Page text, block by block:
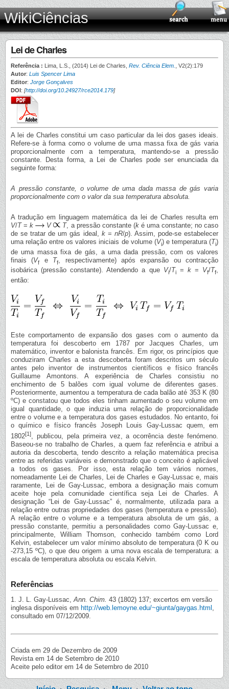
WikiCiências
Lei de Charles
Referência : Lima, L.S., (2014) Lei de Charles, Rev. Ciência Elem.
, V2(2):179
Autor: Luis Spencer Lima
Editor: Jorge Gonçalves
DOI: [http://doi.org/10.24927/rce2014.179]
A lei de Charles constitui um caso particular da lei dos gases ideais.
Refere-se à forma como o volume de uma massa fixa de gás varia
proporcionalmente com a temperatura, mantendo-se a pressão
constante. Desta forma, a Lei de Charles pode ser enunciada da
seguinte forma:
A pressão constante, o volume de uma dada massa de gás varia
proporcionalmente com o valor da sua temperatura absoluta.
A tradução em linguagem matemática da lei de Charles resulta em
V/T=k V T, a pressão constante (ké uma constante; no caso
de se tratar de um gás ideal, k= nR/p). Assim, pode-se estabelecer
uma relação entre os valores iniciais de volume (Vi) e temperatura (Ti)
de uma massa fixa de gás, a uma dada pressão, com os valores
finais (Vf e Tf
, respectivamente) após expansão ou contracção
isobárica (pressão constante). Atendendo a que Vi/Ti= k= Vf/Tf,
então:
Este comportamento de expansão dos gases com o aumento da
temperatura foi descoberto em 1787 por Jacques Charles, um
matemático, inventor e balonista francês. Em rigor, os princípios que
conduziram Charles a esta descoberta foram descritos um século
antes pelo inventor de instrumentos científicos e físico francês
Guillaume Amontons. A experiência de Charles consistiu no
enchimento de 5 balões com igual volume de diferentes gases.
Posteriormente, aumentou a temperatura de cada balão até 353 K (80
ºC) e constatou que todos eles tinham aumentado o seu volume em
igual quantidade, o que induzia uma relação de proporcionalidade
entre o volume e a temperatura dos gases estudados. No entanto, foi
o químico e físico francês Joseph Louis Gay-Lussac quem, em
1802[1], publicou, pela primeira vez, a ocorrência deste fenómeno.
Baseou-se no trabalho de Charles, a quem faz referência e atribui a
autoria da descoberta, tendo descrito a relação matemática precisa
entre as referidas variáveis e demonstrado que o conceito é aplicável
a todos os gases. Por isso, esta relação tem vários nomes,
nomeadamente Lei de Charles, Lei de Charles e Gay-Lussac e, mais
raramente, Lei de Gay-Lussac, embora a designação mais comum
aceite hoje pela comunidade científica seja Lei de Charles. A
designação “Lei de Gay-Lussac” é, normalmente, utilizada para a
relação entre outras propriedades dos gases (temperatura e pressão).
A relação entre o volume e a temperatura absoluta de um gás, a
pressão constante, permitiu a personalidades como Gay-Lussac e,
principalmente, William Thomson, conhecido também como Lord
Kelvin, estabelecer um valor mínimo absoluto de temperatura (0 K ou
-273,15 ºC), o que deu origem a uma nova escala de temperatura: a
escala de temperatura absoluta ou escala Kelvin.
Referências
1. J. L. Gay-Lussac, Ann. Chim. 43 (1802) 137; excertos em versão
inglesa disponíveis em http://web.lemoyne.edu/~giunta/gaygas.html
consultado em 07/12/2009.
Criada em 29 de Dezembro de 2009
Revista em 14 de Setembro de 2010
Aceite pelo editor em 14 de Setembro de 2010